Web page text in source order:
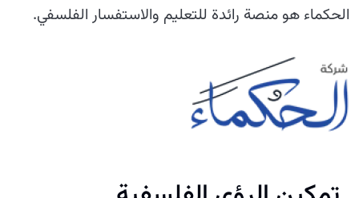
الحكماء هو منصة رائدة للتعليم والاستفسار الفلسفي.